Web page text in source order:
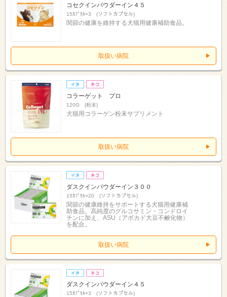
コセクインパウダーイン４５
15ｶﾌﾟｾﾙ×3 (ソフトカプセル)
関節の健康を維持する犬猫用健康補助食品。
取扱い病院
コラーゲット プロ
120G (粉末)
犬猫用コラーゲン粉末サプリメント
取扱い病院
ダスクインパウダーイン３００
15ｶﾌﾟｾﾙ×20 (ソフトカプセル)
関節の健康維持をサポートする犬猫用健康補
助食品。高純度のグルコサミン・コンドロイ
チンに加え、ASU（アボカド大豆不鹸化物）
を配合。
取扱い病院
ダスクインパウダーイン４５
15ｶﾌﾟｾﾙ×3 (ソフトカプセル)